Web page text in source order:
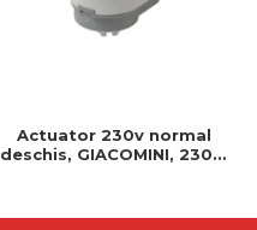
Actuator 230v normal
deschis, GIACOMINI, 230v,